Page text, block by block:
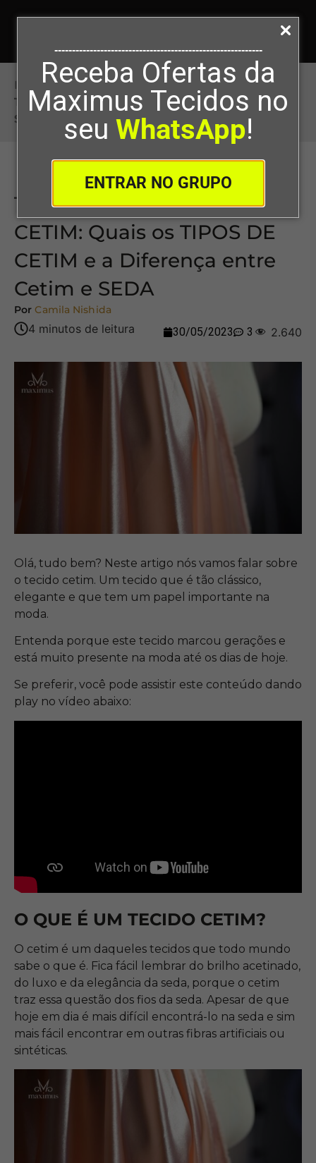
-----------------------------------------------------------
Receba Ofertas da
Maximus Tecidos no
seu WhatsApp!
ENTRAR NO GRUPO
Início>Tudo sobre o TECIDO CETIM: Quais os
TIPOS DE CETIM e a Diferença entre Cetim e
SEDA
Tudo sobre o TECIDO
CETIM: Quais os TIPOS DE
CETIM e a Diferença entre
Cetim e SEDA
Por Camila Nishida
30/05/2023 3 2.640
Olá, tudo bem? Neste artigo nós vamos falar sobre
o tecido cetim. Um tecido que é tão clássico,
elegante e que tem um papel importante na
moda.
Entenda porque este tecido marcou gerações e
está muito presente na moda até os dias de hoje.
Se preferir, você pode assistir este conteúdo dando
play no vídeo abaixo:
O QUE É UM TECIDO CETIM?
O cetim é um daqueles tecidos que todo mundo
sabe o que é. Fica fácil lembrar do brilho acetinado,
do luxo e da elegância da seda, porque o cetim
traz essa questão dos fios da seda. Apesar de que
hoje em dia é mais difícil encontrá-lo na seda e sim
mais fácil encontrar em outras fibras artificiais ou
sintéticas.